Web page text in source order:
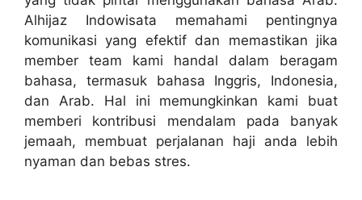
Alhijaz Indowisata memahami pentingnya
komunikasi yang efektif dan memastikan jika
member team kami handal dalam beragam
bahasa, termasuk bahasa Inggris, Indonesia,
dan Arab. Hal ini memungkinkan kami buat
memberi kontribusi mendalam pada banyak
jemaah, membuat perjalanan haji anda lebih
nyaman dan bebas stres.